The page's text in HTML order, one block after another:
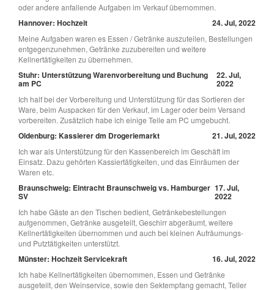
oder andere anfallende Aufgaben im Verkauf übernommen.
Hannover: Hochzeit 24. Jul, 2022
Meine Aufgaben waren es Essen / Getränke auszuteilen, Bestellungen
entgegenzunehmen, Getränke zuzubereiten und weitere
Kellnertätigkeiten zu übernehmen.
Stuhr: Unterstützung Warenvorbereitung und Buchung
am PC
22. Jul,
2022
Ich half bei der Vorbereitung und Unterstützung für das Sortieren der
Ware, beim Auspacken für den Verkauf, im Lager oder beim Versand
vorbereiten. Zusätzlich habe ich einige Teile am PC umgebucht.
Oldenburg: Kassierer dm Drogeriemarkt 21. Jul, 2022
Ich war als Unterstützung für den Kassenbereich im Geschäft im
Einsatz. Dazu gehörten Kassiertätigkeiten, und das Einräumen der
Waren etc.
Braunschweig: Eintracht Braunschweig vs. Hamburger
SV
17. Jul,
2022
Ich habe Gäste an den Tischen bedient, Getränkebestellungen
aufgenommen, Getränke ausgeteilt, Geschirr abgeräumt, weitere
Kellnertätigkeiten übernommen und auch bei kleinen Aufräumungs-
und Putztätigkeiten unterstützt.
Münster: Hochzeit Servicekraft 16. Jul, 2022
Ich habe Kellnertätigkeiten übernommen, Essen und Getränke
ausgeteilt, den Weinservice, sowie den Sektempfang gemacht, Teller